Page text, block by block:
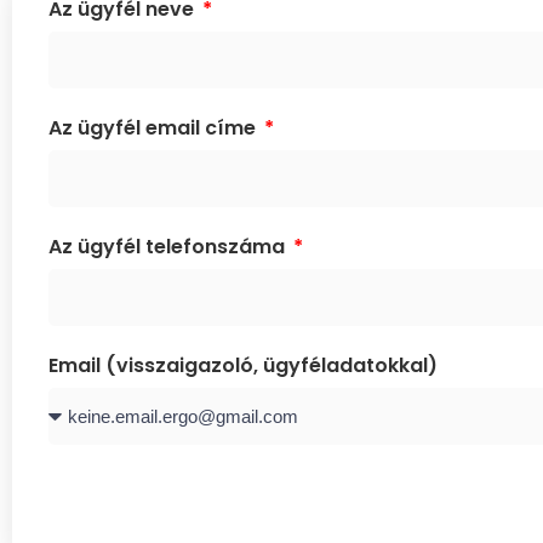
Az ügyfél neve
Az ügyfél email címe
Az ügyfél telefonszáma
Email (visszaigazoló, ügyféladatokkal)